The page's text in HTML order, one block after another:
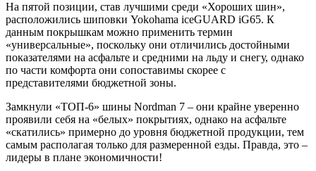
На пятой позиции, став лучшими среди «Хороших шин»,
расположились шиповки Yokohama iceGUARD iG65. К
данным покрышкам можно применить термин
«универсальные», поскольку они отличились достойными
показателями на асфальте и средними на льду и снегу, однако
по части комфорта они сопоставимы скорее с
представителями бюджетной зоны.
Замкнули «ТОП-6» шины Nordman 7 – они крайне уверенно
проявили себя на «белых» покрытиях, однако на асфальте
«скатились» примерно до уровня бюджетной продукции, тем
самым располагая только для размеренной езды. Правда, это –
лидеры в плане экономичности!